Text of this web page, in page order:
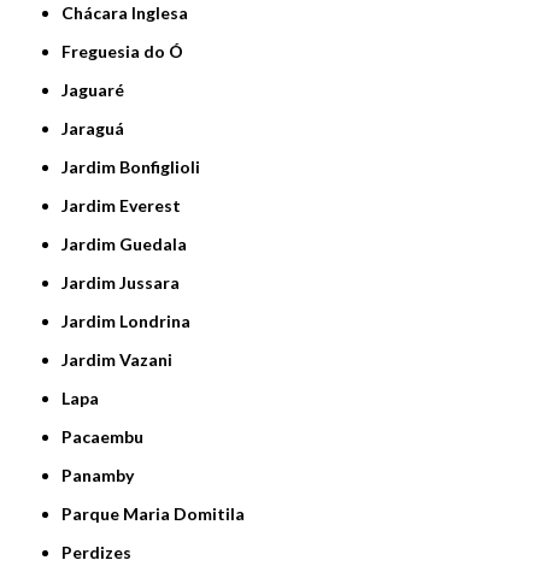
Chácara Inglesa
Freguesia do Ó
Jaguaré
Jaraguá
Jardim Bonfiglioli
Jardim Everest
Jardim Guedala
Jardim Jussara
Jardim Londrina
Jardim Vazani
Lapa
Pacaembu
Panamby
Parque Maria Domitila
Perdizes